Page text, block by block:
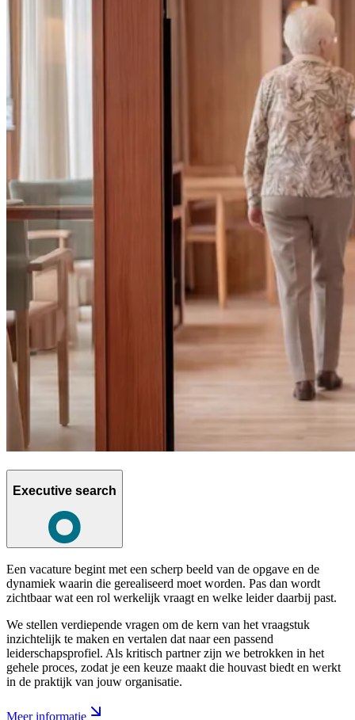
Executive search
Een vacature begint met een scherp beeld van de opgave en de
dynamiek waarin die gerealiseerd moet worden. Pas dan wordt
zichtbaar wat een rol werkelijk vraagt en welke leider daarbij past.
We stellen verdiepende vragen om de kern van het vraagstuk
inzichtelijk te maken en vertalen dat naar een passend
leiderschapsprofiel. Als kritisch partner zijn we betrokken in het
gehele proces, zodat je een keuze maakt die houvast biedt en werkt
in de praktijk van jouw organisatie.
Meer informatie